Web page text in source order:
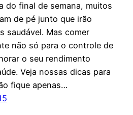
do final de semana, muitos
de pé junto que irão
saudável. Mas comer
não só para o controle de
o seu rendimento
Veja nossas dicas para
fique apenas…